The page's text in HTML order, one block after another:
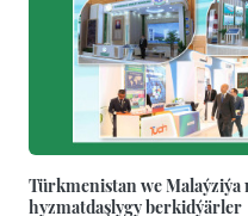
Türkmenistan we
hyzmatdaşlygy berkidýärler